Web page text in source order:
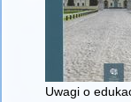
Uwagi o